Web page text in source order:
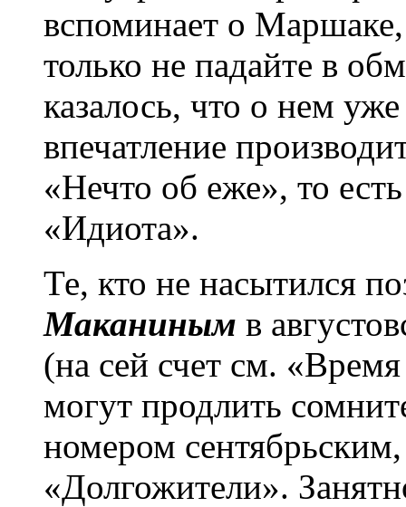
вспоминает о
только не падайте в
казалось, что о нем
впечатление
«Нечто об еже», то
«Идиота».
Те, кто не насытился
Маканиным в
(на сей счет см.
могут продлить
номером
«Долгожители».